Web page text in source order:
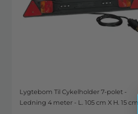
Lygtebom Til Cykelholder 7-polet -
Ledning 4 meter - L. 105 cm X H. 15 cm.